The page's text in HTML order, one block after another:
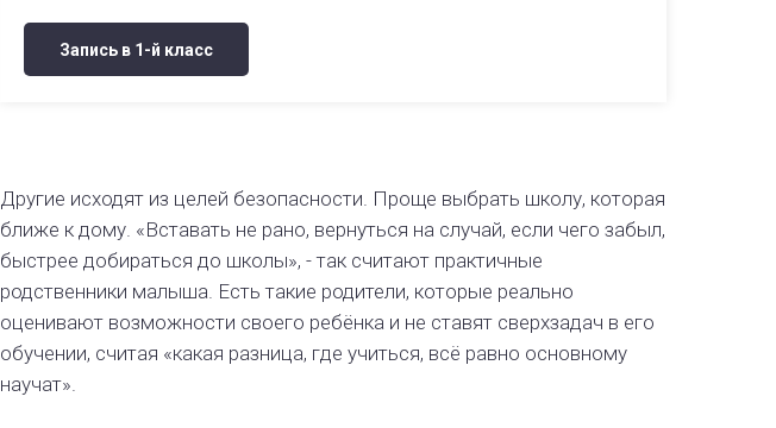
Запись в 1-й класс
Другие исходят из целей безопасности. Проще выбрать школу, которая
ближе к дому. «Вставать не рано, вернуться на случай, если чего забыл,
быстрее добираться до школы», - так считают практичные
родственники малыша. Есть такие родители, которые реально
оценивают возможности своего ребёнка и не ставят сверхзадач в его
обучении, считая «какая разница, где учиться, всё равно основному
научат».